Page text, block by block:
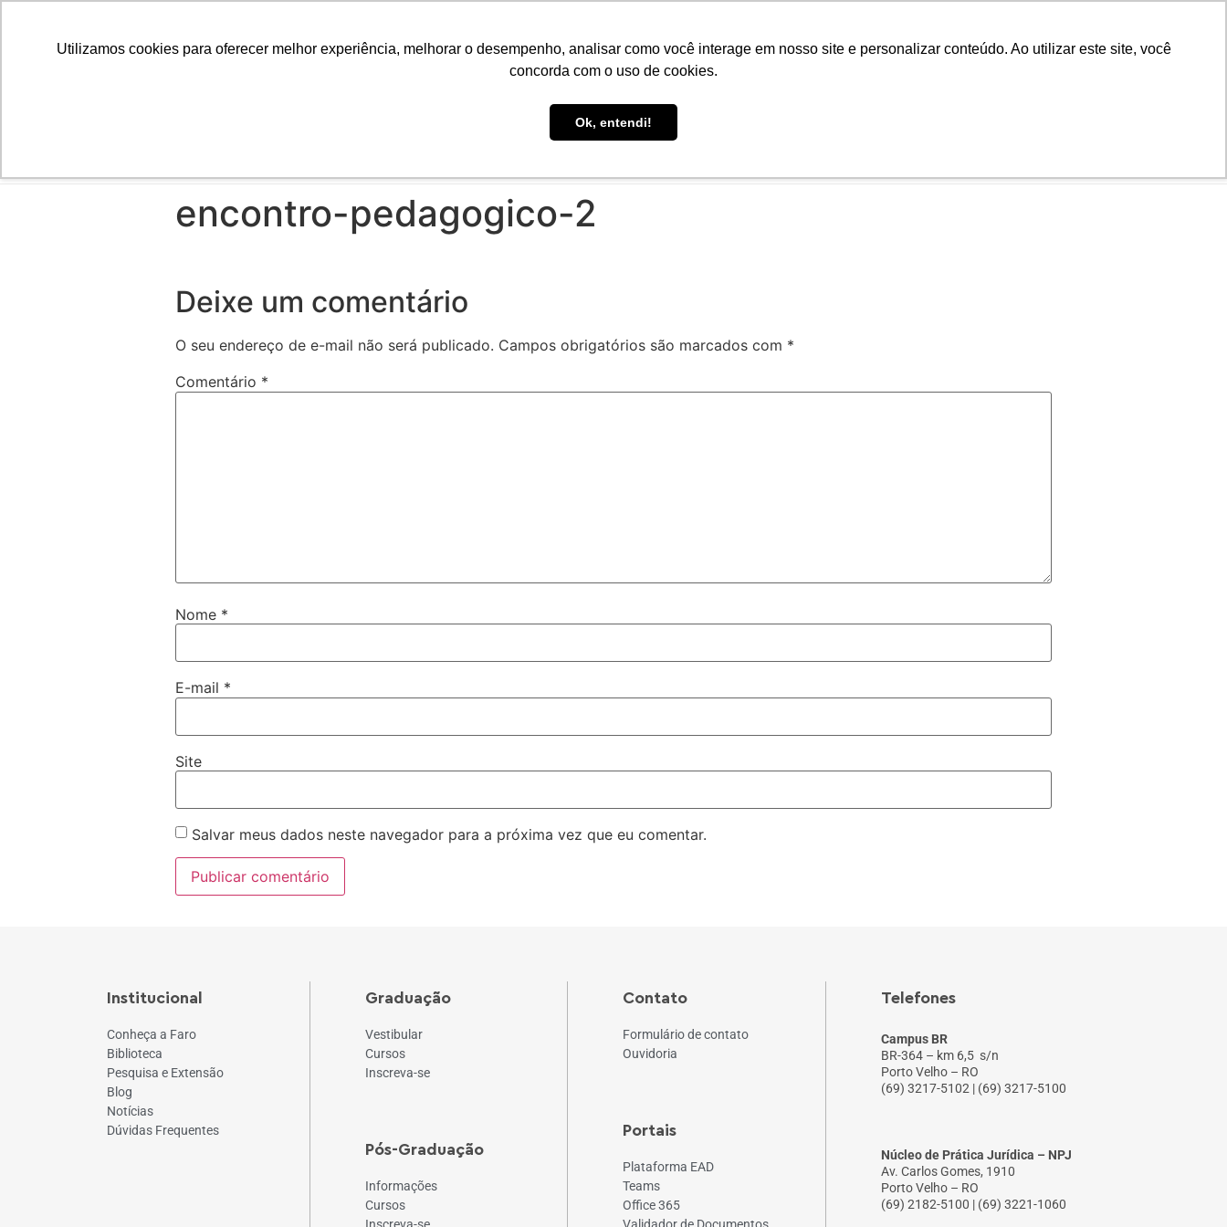
Utilizamos cookies para oferecer melhor experiência, melhorar o desempenho, analisar como você interage em nosso site e personalizar conteúdo. Ao utilizar este site, você
concorda com o uso de cookies.
Ok, entendi!
CURSOS PÓS-GRADUAÇÃO
encontro-pedagogico-2
Deixe um comentário
O seu endereço de e-mail não será publicado. Campos obrigatórios são marcados com *
Comentário *
Nome *
E-mail *
Site
Salvar meus dados neste navegador para a próxima vez que eu comentar.
Institucional
Conheça a Faro
Biblioteca
Pesquisa e Extensão
Blog
Notícias
Dúvidas Frequentes
Graduação
Vestibular
Cursos
Inscreva-se
Pós-Graduação
Informações
Cursos
Contato
Formulário de contato
Ouvidoria
Portais
Plataforma EAD
Teams
Office 365
Telefones
Campus BR
BR-364 – km 6,5 s/n
Porto Velho – RO
(69) 3217-5102 | (69) 3217-5100
Núcleo de Prática Jurídica – NPJ
Av. Carlos Gomes, 1910
Porto Velho – RO
(69) 2182-5100 | (69) 3221-1060